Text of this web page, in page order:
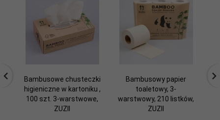
Bambusowe chusteczki
higieniczne w kartoniku ,
100 szt. 3-warstwowe,
ZUZII
Bambusowy papier
toaletowy, 3-
warstwowy, 210 listków,
ZUZII